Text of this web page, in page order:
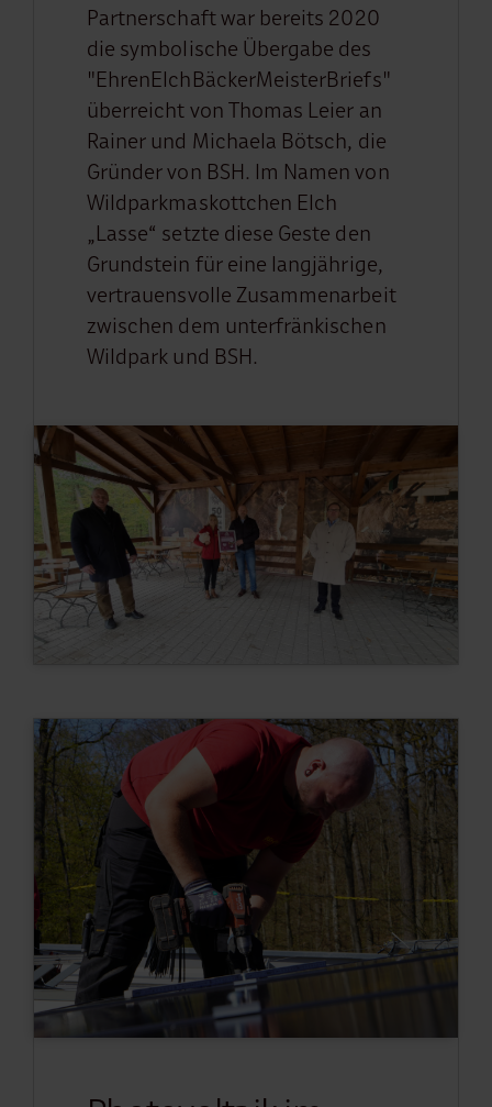
Partnerschaft war bereits 2020
die symbolische Übergabe des
"EhrenElchBäckerMeisterBriefs"
überreicht von Thomas Leier an
Rainer und Michaela Bötsch, die
Gründer von BSH. Im Namen von
Wildparkmaskottchen Elch
„Lasse“ setzte diese Geste den
Grundstein für eine langjährige,
vertrauensvolle Zusammenarbeit
zwischen dem unterfränkischen
Wildpark und BSH.